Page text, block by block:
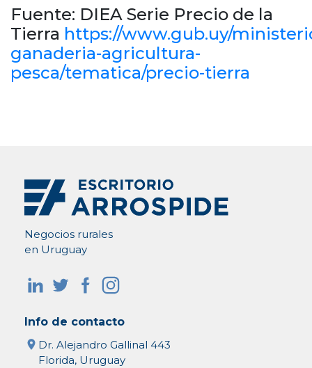
Fuente: DIEA Serie Precio de la
Tierra https://www.gub.uy/
ganaderia-agricultura-
pesca/tematica/precio-tierra
Negocios rurales
en Uruguay
Info de contacto
Dr. Alejandro Gallinal 443
Florida, Uruguay